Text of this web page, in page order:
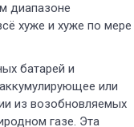
диапазоне
хуже и хуже по мере
батарей и
или
из возобновляемых
газе. Эта